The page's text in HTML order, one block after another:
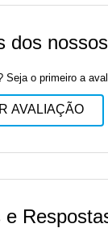
dos
Seja o primeiro a
AVALIAÇÃO
e